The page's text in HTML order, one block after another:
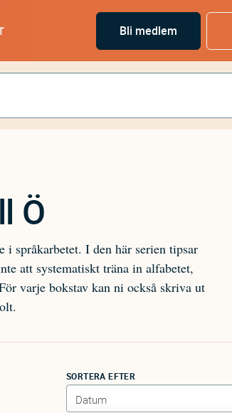
Bli medlem
Ö
språkarbetet. I den här serien tipsar
att systematiskt träna in alfabetet,
varje bokstav kan ni också skriva ut
SORTERA EFTER